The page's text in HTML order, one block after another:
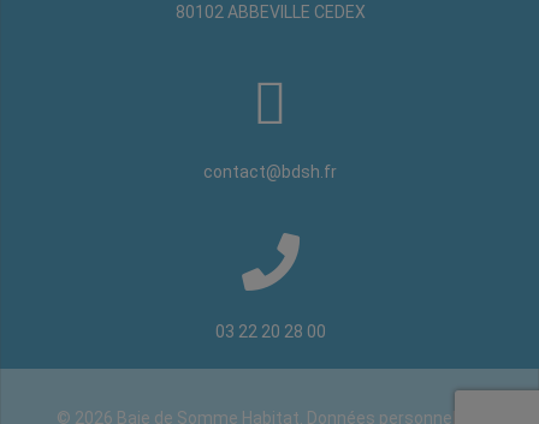
80102 ABBEVILLE CEDEX
contact@bdsh.fr
03 22 20 28 00
© 2026 Baie de Somme Habitat. Données personnelles